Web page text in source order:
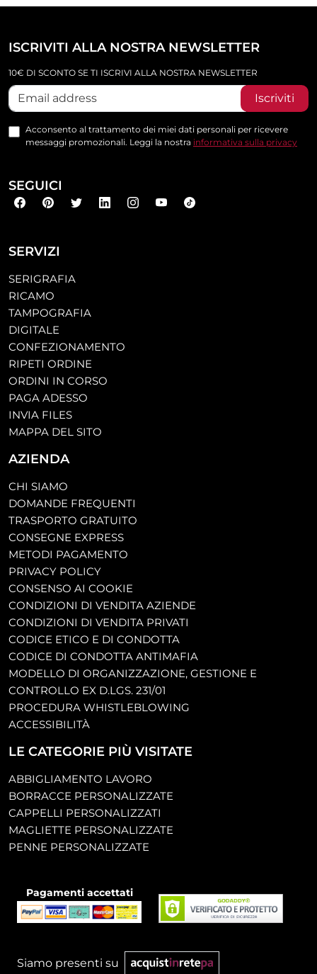
SERVIZI
SERIGRAFIA
RICAMO
TAMPOGRAFIA
DIGITALE
CONFEZIONAMENTO
RIPETI ORDINE
ORDINI IN CORSO
PAGA ADESSO
INVIA FILES
MAPPA DEL SITO
AZIENDA
CHI SIAMO
DOMANDE FREQUENTI
TRASPORTO GRATUITO
CONSEGNE EXPRESS
METODI PAGAMENTO
PRIVACY POLICY
CONSENSO AI COOKIE
CONDIZIONI DI VENDITA AZIENDE
CONDIZIONI DI VENDITA PRIVATI
CODICE ETICO E DI CONDOTTA
CODICE DI CONDOTTA ANTIMAFIA
MODELLO DI ORGANIZZAZIONE, GESTIONE E
CONTROLLO EX D.LGS. 231/01
PROCEDURA WHISTLEBLOWING
ACCESSIBILITÀ
LE CATEGORIE PIÙ VISITATE
ABBIGLIAMENTO LAVORO
BORRACCE PERSONALIZZATE
CAPPELLI PERSONALIZZATI
MAGLIETTE PERSONALIZZATE
PENNE PERSONALIZZATE
ISCRIVITI ALLA NOSTRA NEWSLETTER
10€ DI SCONTO SE TI ISCRIVI ALLA NOSTRA NEWSLETTER
Iscriviti
Acconsento al trattamento dei miei dati personali per ricevere
messaggi promozionali. Leggi la nostra informativa sulla privacy
SEGUICI
Pagamenti accettati
Siamo presenti su